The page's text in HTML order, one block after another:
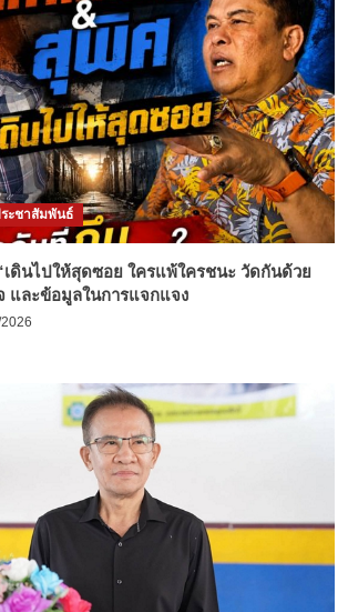
ะชาสัมพันธ์
เดินไปให้สุดซอย ใครแพ้ใครชนะ วัดกันด้วย
และข้อมูลในการแจกแจง